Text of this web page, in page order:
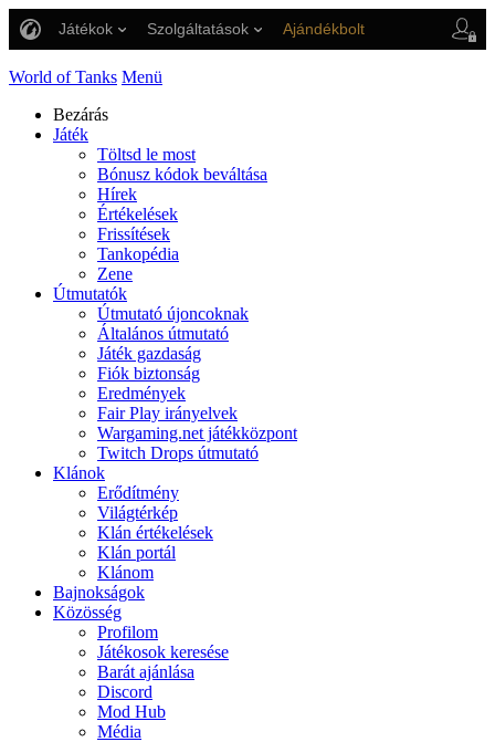
Játékok Szolgáltatások Ajándékbolt
World of Tanks Menü
Bezárás
Játék
Töltsd le most
Bónusz kódok beváltása
Hírek
Értékelések
Frissítések
Tankopédia
Zene
Útmutatók
Útmutató újoncoknak
Általános útmutató
Játék gazdaság
Fiók biztonság
Eredmények
Fair Play irányelvek
Wargaming.net játékközpont
Twitch Drops útmutató
Klánok
Erődítmény
Világtérkép
Klán értékelések
Klán portál
Klánom
Bajnokságok
Közösség
Profilom
Játékosok keresése
Barát ajánlása
Discord
Mod Hub
Média